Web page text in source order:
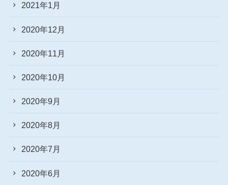
2021年1月
2020年12月
2020年11月
2020年10月
2020年9月
2020年8月
2020年7月
2020年6月